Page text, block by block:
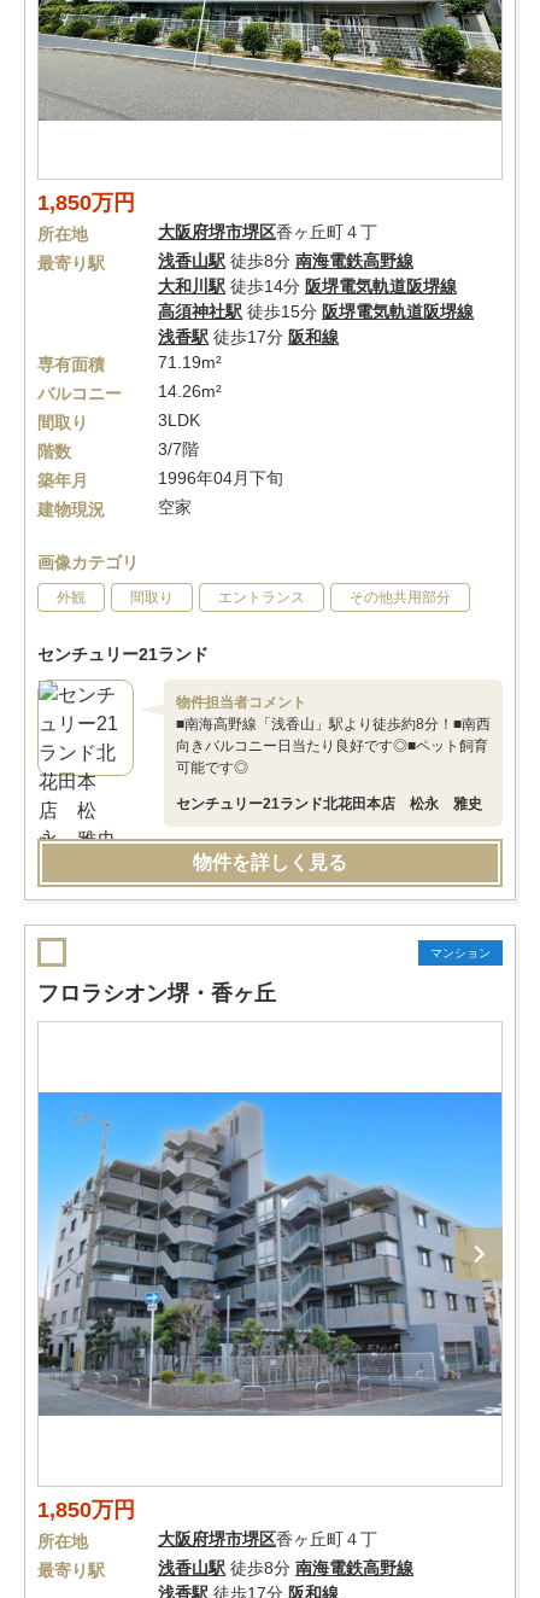
1,850万円
所在地 大阪府堺市堺区香ヶ丘町４丁
最寄り駅
浅香山駅 徒歩8分 南海電鉄高野線
大和川駅 徒歩14分 阪堺電気軌道阪堺線
高須神社駅 徒歩15分 阪堺電気軌道阪堺線
浅香駅 徒歩17分 阪和線
専有面積
71.19m²
バルコニー
14.26m²
間取り
3LDK
階数
3/7階
築年月
1996年04月下旬
建物現況
空家
画像カテゴリ
外観 間取り エントランス その他共用部分
センチュリー21ランド
物件担当者コメント
■南海高野線「浅香山」駅より徒歩約8分！■南西
向きバルコニー日当たり良好です◎■ペット飼育
可能です◎
センチュリー21ランド北花田本店 松永 雅史
物件を詳しく見る
マンション
フロラシオン堺・香ヶ丘
1,850万円
所在地 大阪府堺市堺区香ヶ丘町４丁
最寄り駅
浅香山駅 徒歩8分 南海電鉄高野線
浅香駅 徒歩17分 阪和線